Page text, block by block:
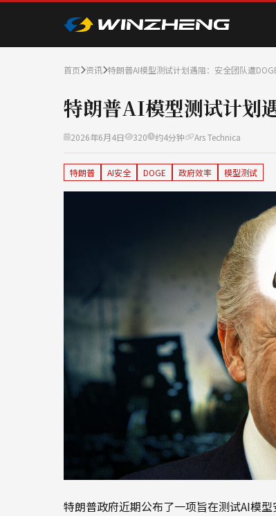
首页 资讯 特朗普AI模型测试计划遇阻：安全团队遭
特朗普AI模型测试计划
2026年6月4日 320 约4分钟 Ars Technica
特朗普 AI安全 DOGE 政府效率 模型测试
特朗普政府近期公布了一项旨在测试AI模